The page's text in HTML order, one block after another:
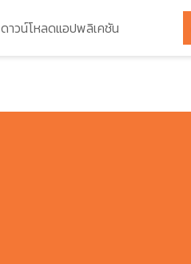
ดาวน์โหลดแอปพลิเคชัน